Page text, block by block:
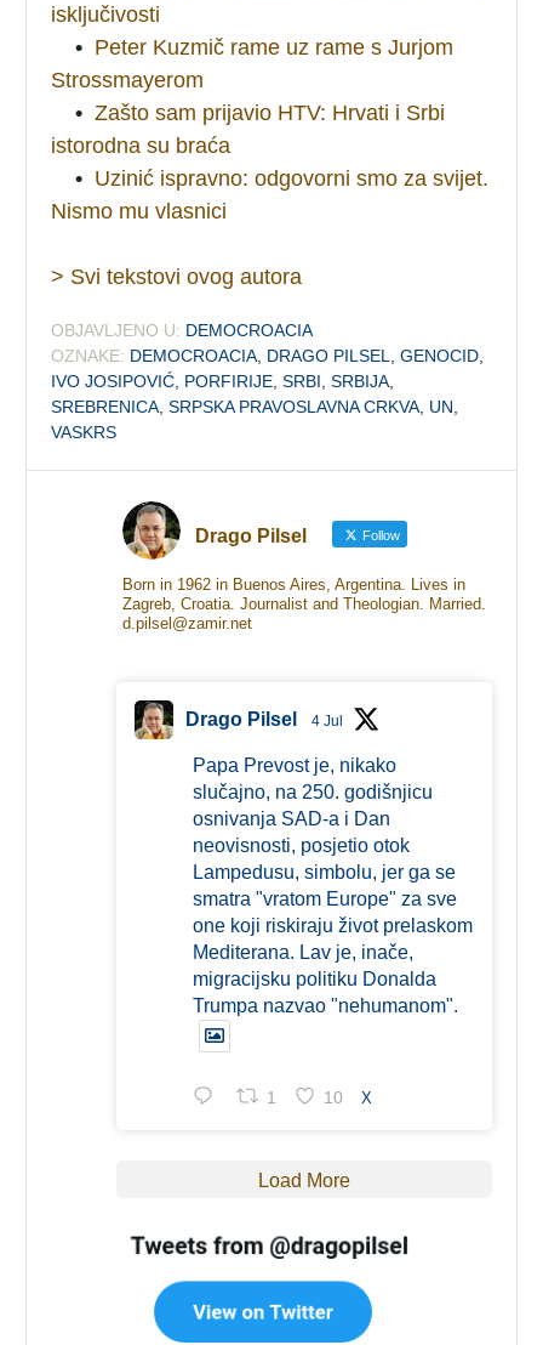
isključivosti
• Peter Kuzmič rame uz rame s Jurjom
Strossmayerom
• Zašto sam prijavio HTV: Hrvati i Srbi
istorodna su braća
• Uzinić ispravno: odgovorni smo za svijet.
Nismo mu vlasnici
> Svi tekstovi ovog autora
OBJAVLJENO U: DEMOCROACIA
OZNAKE: DEMOCROACIA DRAGO PILSEL ,GENOCID
IVO JOSIPOVIĆ PORFIRIJE ,SRBI ,SRBIJA
SREBRENICA ,SRPSKA PRAVOSLAVNA CRKVA UN
VASKRS
Drago Pilsel Follow
Born in 1962 in Buenos Aires, Argentina. Lives in
Zagreb, Croatia. Journalist and Theologian. Married.
d.pilsel@zamir.net
Drago Pilsel 4 Jul
Papa Prevost je, nikako
slučajno, na 250. godišnjicu
osnivanja SAD-a i Dan
neovisnosti, posjetio otok
Lampedusu, simbolu, jer ga se
smatra "vratom Europe" za sve
one koji riskiraju život prelaskom
Mediterana. Lav je, inače,
migracijsku politiku Donalda
Trumpa nazvao "nehumanom".
1 10 X
Load More